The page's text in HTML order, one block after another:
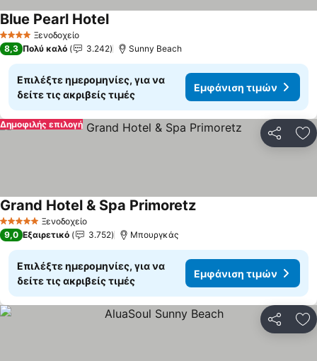
4 ΑστέριαΞενοδοχείο
Blue Pearl Hotel
8,3 Πολύ καλό 3.242 Sunny Beach
Επιλέξτε ημερομηνίες, για να
δείτε τις ακριβείς τιμές
Εμφάνιση τιμών
Δημοφιλής επιλογή
5 Αστέρια Ξενοδοχείο
Grand Hotel & Spa Primoretz
9,0 Εξαιρετικό 3.752 Μπουργκάς
Επιλέξτε ημερομηνίες, για να
δείτε τις ακριβείς τιμές
Εμφάνιση τιμών